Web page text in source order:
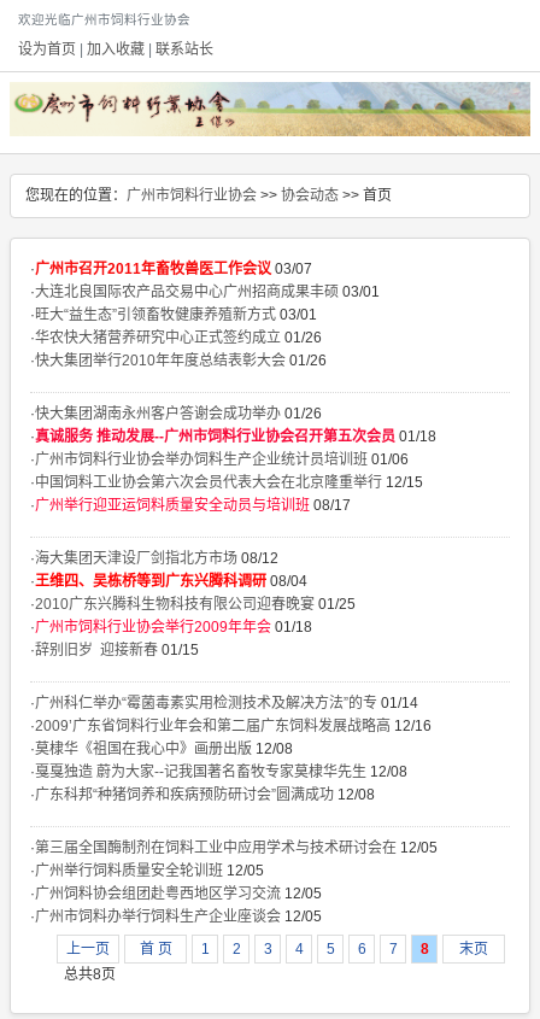
欢迎光临广州市饲料行业协会
设为首页 加入收藏 联系站长
您现在的位置： 广州市饲料行业协会 >> 协会动态 >> 首页
·广州市召开2011年畜牧兽医工作会议 03/07
·大连北良国际农产品交易中心广州招商成果丰硕 03/01
·旺大“益生态”引领畜牧健康养殖新方式 03/01
·华农快大猪营养研究中心正式签约成立 01/26
·快大集团举行2010年年度总结表彰大会 01/26
·快大集团湖南永州客户答谢会成功举办 01/26
·真诚服务 推动发展--广州市饲料行业协会召开第五次会员 01/18
·广州市饲料行业协会举办饲料生产企业统计员培训班 01/06
·中国饲料工业协会第六次会员代表大会在北京隆重举行 12/15
·广州举行迎亚运饲料质量安全动员与培训班 08/17
·海大集团天津设厂剑指北方市场 08/12
·王维四、吴栋桥等到广东兴腾科调研 08/04
·2010广东兴腾科生物科技有限公司迎春晚宴 01/25
·广州市饲料行业协会举行2009年年会 01/18
·辞别旧岁 迎接新春 01/15
·广州科仁举办“霉菌毒素实用检测技术及解决方法”的专 01/14
·2009’广东省饲料行业年会和第二届广东饲料发展战略高 12/16
·莫棣华《祖国在我心中》画册出版 12/08
·戛戛独造 蔚为大家--记我国著名畜牧专家莫棣华先生 12/08
·广东科邦“种猪饲养和疾病预防研讨会”圆满成功 12/08
·第三届全国酶制剂在饲料工业中应用学术与技术研讨会在 12/05
·广州举行饲料质量安全轮训班 12/05
·广州饲料协会组团赴粤西地区学习交流 12/05
·广州市饲料办举行饲料生产企业座谈会 12/05
上一页
首 页 1 2 3 4 5 6 7 8
末页
总共8页